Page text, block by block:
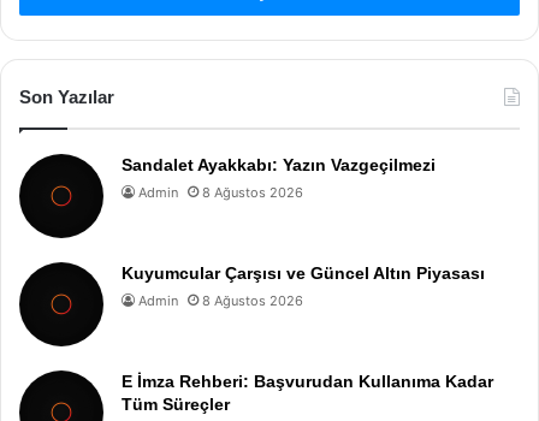
Son Yazılar
Sandalet Ayakkabı: Yazın Vazgeçilmezi
Admin 8 Ağustos 2026
Kuyumcular Çarşısı ve Güncel Altın Piyasası
Admin 8 Ağustos 2026
E İmza Rehberi: Başvurudan Kullanıma Kadar
Tüm Süreçler